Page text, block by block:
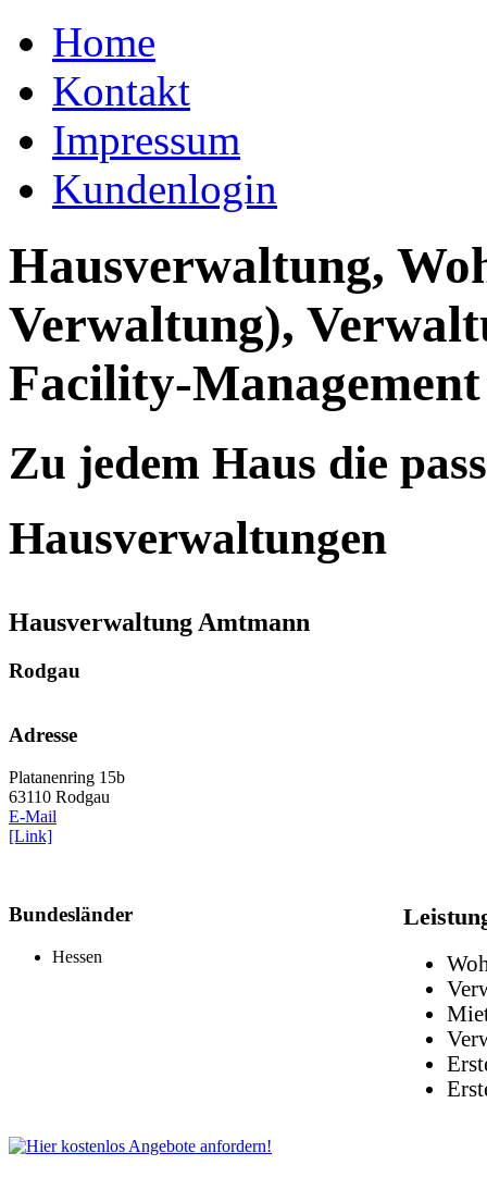
Home
Kontakt
Impressum
Kundenlogin
Hausverwaltung,
Verwaltung),
Facility-Management
Zu jedem Haus die
Hausverwaltungen
Hausverwaltung Amtmann
Rodgau
Adresse
Platanenring 15b
63110 Rodgau
E-Mail
[Link]
Bundesländer
Hessen